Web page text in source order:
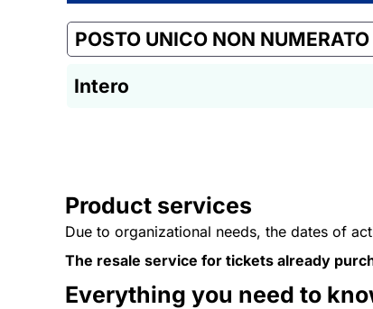
POSTO UNICO NON NUMERATO
Intero
Product services
Due to organizational needs, the dates of
The resale service for tickets already
Everything you need to